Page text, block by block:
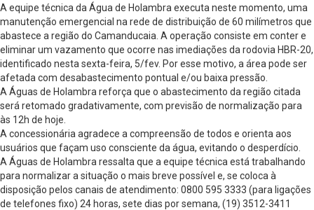
A equipe técnica da Água de Holambra executa neste momento, uma
manutenção emergencial na rede de distribuição de 60 milímetros que
abastece a região do Camanducaia. A operação consiste em conter e
eliminar um vazamento que ocorre nas imediações da rodovia HBR-20,
identificado nesta sexta-feira, 5/fev. Por esse motivo, a área pode ser
afetada com desabastecimento pontual e/ou baixa pressão.
A Águas de Holambra reforça que o abastecimento da região citada
será retomado gradativamente, com previsão de normalização para
às 12h de hoje.
A concessionária agradece a compreensão de todos e orienta aos
usuários que façam uso consciente da água, evitando o desperdício.
A Águas de Holambra ressalta que a equipe técnica está trabalhando
para normalizar a situação o mais breve possível e, se coloca à
disposição pelos canais de atendimento: 0800 595 3333 (para ligações
de telefones fixo) 24 horas, sete dias por semana, (19) 3512-3411